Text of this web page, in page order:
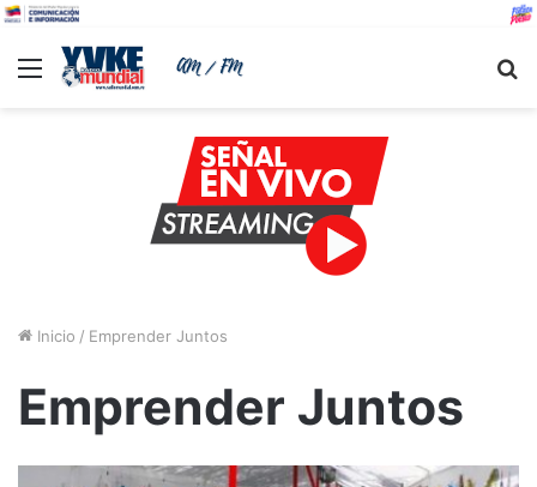
Menu
Inicio / Emprender Juntos
Emprender Juntos